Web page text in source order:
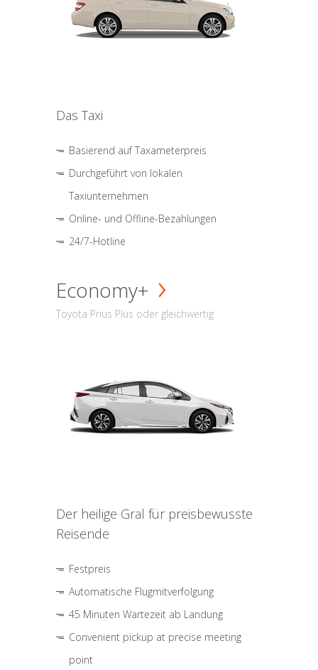
Das Taxi
Basierend auf Taxameterpreis
Durchgeführt von lokalen
Taxiunternehmen
Online- und Offline-Bezahlungen
24/7-Hotline
Economy+
Toyota Prius Plus oder gleichwertig
Der heilige Gral für preisbewusste
Reisende
Festpreis
Automatische Flugmitverfolgung
45 Minuten Wartezeit ab Landung
Convenient pickup at precise meeting
point